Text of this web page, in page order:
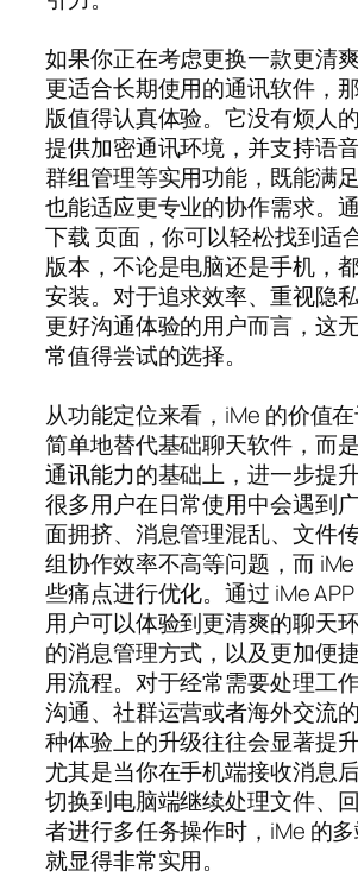
如果你正在考虑更换一款更清爽
更适合长期使用的通讯软件，
版值得认真体验。它没有烦人
提供加密通讯环境，并支持语
群组管理等实用功能，既能满
也能适应更专业的协作需求。
下载 页面，你可以轻松找到适
版本，不论是电脑还是手机，
安装。对于追求效率、重视隐
更好沟通体验的用户而言，这
常值得尝试的选择。
从功能定位来看，iMe 的价值
简单地替代基础聊天软件，而
通讯能力的基础上，进一步提升
很多用户在日常使用中会遇到
面拥挤、消息管理混乱、文件
组协作效率不高等问题，而
些痛点进行优化。通过 iMe APP
用户可以体验到更清爽的聊天
的消息管理方式，以及更加便
用流程。对于经常需要处理工
沟通、社群运营或者海外交流
种体验上的升级往往会显著提升
尤其是当你在手机端接收消息
切换到电脑端继续处理文件、
者进行多任务操作时，iMe 的
就显得非常实用。